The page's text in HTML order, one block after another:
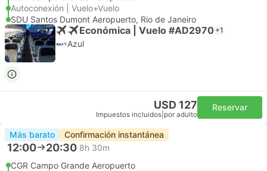
Autoconexión | Vuelo+Vuelo
SDU Santos Dumont Aeropuerto, Rio de Janeiro
Económica | Vuelo #AD2970 +1
Azul
USD 127
Impuestos incluidos por adulto
Reservar
Más barato Confirmación instantánea
12:00 20:30 8h 30m
CGR Campo Grande Aeropuerto